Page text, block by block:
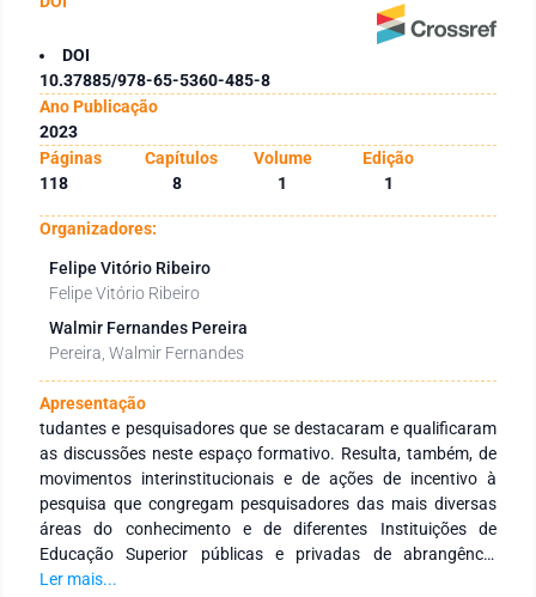
DOI
10.37885/978-65-5360-485-8
Ano Publicação
2023
Páginas
Capítulos Volume
Edição
118
8 1 1
Organizadores:
Felipe Vitório Ribeiro
Felipe Vitório Ribeiro
Walmir Fernandes Pereira
Pereira, Walmir Fernandes
Apresentação
tudantes e pesquisadores que se destacaram e qualificaram
as discussões neste espaço formativo. Resulta, também, de
movimentos interinstitucionais e de ações de incentivo à
pesquisa que congregam pesquisadores das mais diversas
áreas do conhecimento e de diferentes Instituições de
Educação Superior públicas e privadas de abrangência
nacional e internacional. Tem como objetivo integrar ações
Ler mais...